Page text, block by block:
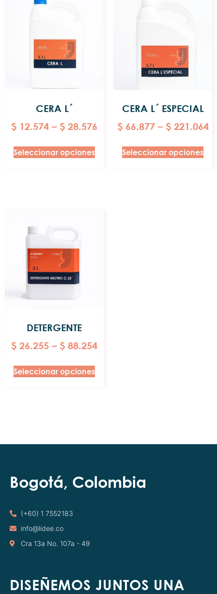
CERA L´
$ 12.574 – $ 28.576
Seleccionar opciones
CERA L´ ESPECIAL
$66.877 – $221.064
Seleccionar opciones
DETERGENTE
$ 26.255 – $ 88.254
Seleccionar opciones
Bogotá, Colombia
(+60) 1 7552183
info@lidee.co
Cra 13a No. 107a - 49
DISEÑEMOS JUNTOS UNA